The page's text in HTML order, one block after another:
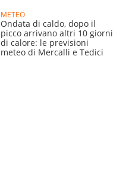
METEO
Ondata di caldo, dopo il
picco arrivano altri 10 giorni
di calore: le previsioni
meteo di Mercalli e Tedici